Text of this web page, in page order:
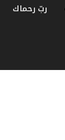
ربّ رحماك